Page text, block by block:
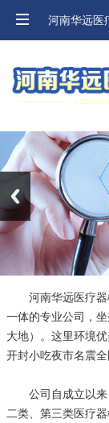
Previous
河南华远医疗器
一体的专业公司，
大地）。这里环境
开封小吃夜市名震
公司自成立以来
二类、第三类医疗